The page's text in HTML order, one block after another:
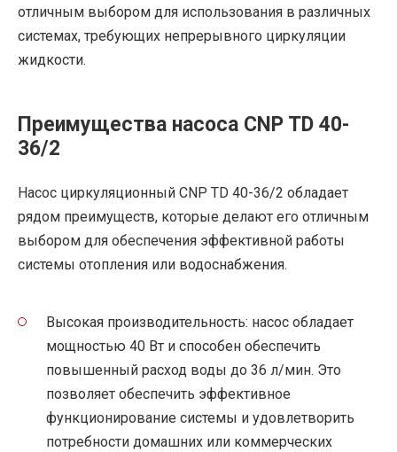
отличным выбором для использования в различных
системах, требующих непрерывного циркуляции
жидкости.
Преимущества насоса CNP TD 40-
36/2
Насос циркуляционный CNP TD 40-36/2 обладает
рядом преимуществ, которые делают его отличным
выбором для обеспечения эффективной работы
системы отопления или водоснабжения.
Высокая производительность: насос обладает
мощностью 40 Вт и способен обеспечить
повышенный расход воды до 36 л/мин. Это
позволяет обеспечить эффективное
функционирование системы и удовлетворить
потребности домашних или коммерческих